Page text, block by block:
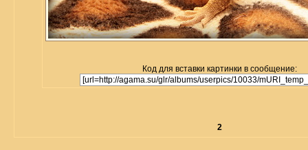
Код для вставки картинки в сообщение:
2